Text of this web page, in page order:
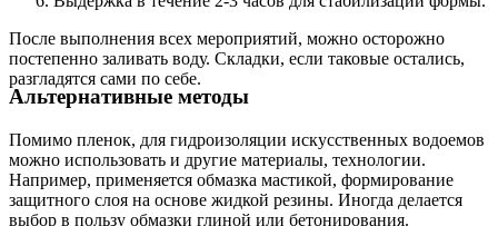
После выполнения всех мероприятий, можно осторожно
постепенно заливать воду. Складки, если таковые остались,
разгладятся сами по себе.
Альтернативные методы
Помимо пленок, для гидроизоляции искусственных водоемов
можно использовать и другие материалы, технологии.
Например, применяется обмазка мастикой, формирование
защитного слоя на основе жидкой резины. Иногда делается
выбор в пользу обмазки глиной или бетонирования.